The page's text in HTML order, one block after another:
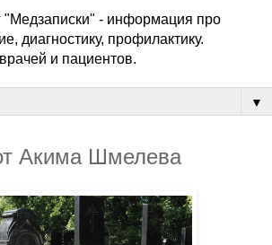
"Медзаписки" - информация про
диагностику, профилактику.
и пациентов.
▼
Акима Шмелева